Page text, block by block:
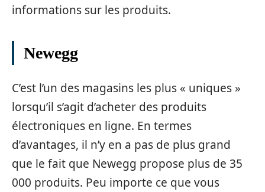
informations sur les produits.
Newegg
C’est l’un des magasins les plus « uniques »
lorsqu’il s’agit d’acheter des produits
électroniques en ligne. En termes
d’avantages, il n’y en a pas de plus grand
que le fait que Newegg propose plus de 35
000 produits. Peu importe ce que vous